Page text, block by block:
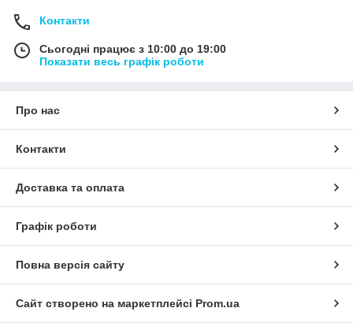
Контакти
Сьогодні працює з 10:00 до 19:00
Показати весь графік роботи
Про нас
Контакти
Доставка та оплата
Графік роботи
Повна версія сайту
Сайт створено на маркетплейсі Prom.ua